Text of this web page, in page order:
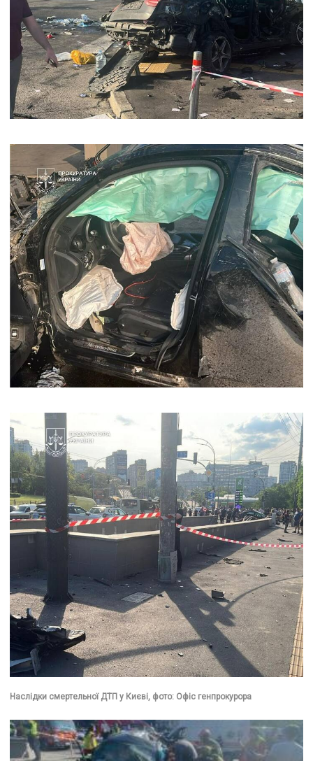
Наслідки смертельної ДТП у Києві, фото: Офіс генпрокурора